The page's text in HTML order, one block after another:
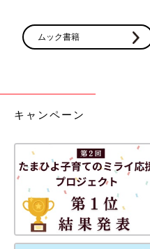
きで報告したいです！(笑)
お楽しみに！
・ たまひよONLINEの育児マン
[マォ]
ムック書籍
キャンペーン